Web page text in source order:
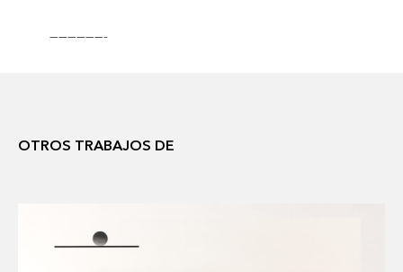
——————-
OTROS TRABAJOS DE